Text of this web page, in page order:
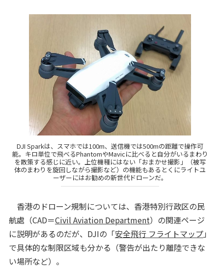
DJI Sparkは、スマホでは100m、送信機では500mの距離で操作可
能。キロ単位で飛べるPhantomやMavicに比べると自分がいるまわり
を散策する感じに近い。上位機種にはない「おまかせ撮影」（被写
体のまわりを旋回しながら撮影など）の機能もあるとくにライトユ
ーザーにはお勧めの新世代ドローンだ。
香港のドローン規制については、香港特別行政区の民
航處（CAD＝Civil Aviation Department）の関連ページ
に説明があるのだが、DJIの「安全飛行 フライトマップ」
で具体的な制限区域も分かる（警告が出たり離陸できな
い場所など）。